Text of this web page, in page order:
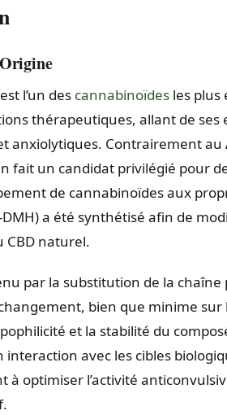
l’un des cannabinoïdes les plus
thérapeutiques, allant de
anxiolytiques. Contrairement au
fait un candidat privilégié pour
de cannabinoïdes aux
a été synthétisé afin de
CBD naturel.
par la substitution de la
bien que minime
et la stabilité du
interaction avec les cibles
à optimiser l’activité